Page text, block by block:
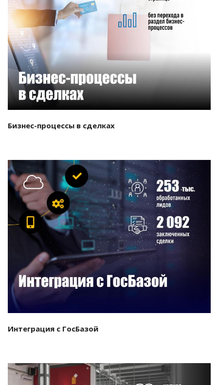
Бизнес-процессы в сделках
Смотреть проект
Интеграция с ГосБазой